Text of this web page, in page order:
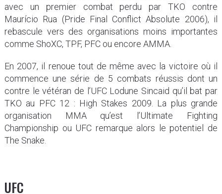
avec un premier combat perdu par TKO contre
Maurício Rua (Pride Final Conflict Absolute 2006), il
rebascule vers des organisations moins importantes
comme ShoXC, TPF, PFC ou encore AMMA.
En 2007, il renoue tout de même avec la victoire où il
commence une série de 5 combats réussis dont un
contre le vétéran de l’UFC Lodune Sincaid qu’il bat par
TKO au PFC 12 : High Stakes 2009. La plus grande
organisation MMA qu’est l’Ultimate Fighting
Championship ou UFC remarque alors le potentiel de
The Snake.
UFC